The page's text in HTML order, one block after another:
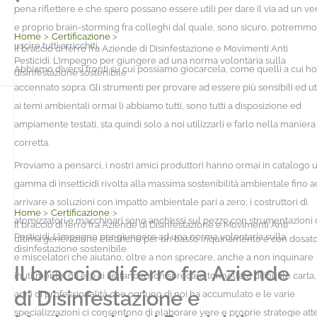
Home
Certificazione
Il braccio di ferro fra Aziende di Disinfestazione e Movimenti Anti
Pesticidi. L’impegno per giungere ad una norma volontaria sulla
disinfestazione sostenibile
Home
Certificazione
Il braccio di ferro fra Aziende di Disinfestazione e Movimenti Anti
Pesticidi. L’impegno per giungere ad una norma volontaria sulla
disinfestazione sostenibile
Il braccio di ferro fra Aziende
di Disinfestazione e
pena riflettere e che spero possano essere utili per dare il via ad un
e proprio brain-storming fra colleghi dal quale, sono sicuro, potremmo
uscire tutti arricchiti.
Abbiamo diversi fronti su cui possiamo giocarcela, come quelli a cui ho
accennato sopra. Gli strumenti per provare ad essere più sensibili ed
ai temi ambientali ormai li abbiamo tutti, sono tutti a disposizione ed
ampiamente testati, sta quindi solo a noi utilizzarli e farlo nella maniera
corretta.
Proviamo a pensarci, i nostri amici produttori hanno ormai in catalogo
gamma di insetticidi rivolta alla massima sostenibilità ambientale fino
arrivare a soluzioni con impatto ambientale pari a zero; i costruttori di
atomizzatori e macchinari sono anch’essi sul pezzo con strumentazioni
ultima generazione elettriche per un basso inquinamento e con
e miscelatori che aiutano, oltre a non sprecare, anche a non inquinare
inutilmente; gli erp ci aiutano a non sprecare tonnellate di inutile
anni di professionalità che ognuno di noi ha accumulato e le varie
specializzazioni ci consentono di elaborare vere e proprie strategie
Facebook